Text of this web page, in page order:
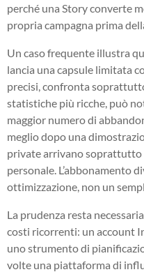
perché una Story converte
propria campagna prima
Un caso frequente illustra
lancia una capsule limitata
precisi, confronta
statistiche più ricche, può
maggior numero di
meglio dopo una
private arrivano soprattutto
personale. L’abbonamento
ottimizzazione, non un
La prudenza resta
costi ricorrenti: un account
uno strumento di
volte una piattaforma di